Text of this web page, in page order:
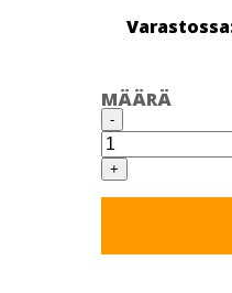
MÄÄRÄ
NYL
10X50
(PROPPU)
50
KPL/RASIA
-
+